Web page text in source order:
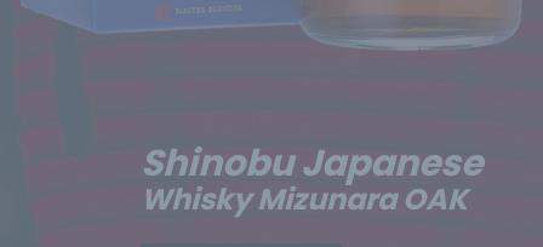
Shinobu Japanese
Whisky Mizunara OAK